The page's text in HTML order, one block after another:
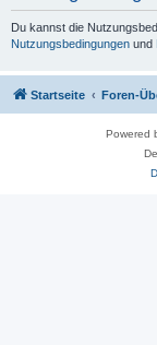
Du kannst die
Nutzungsbedingungen und
Startseite Foren-
Powered